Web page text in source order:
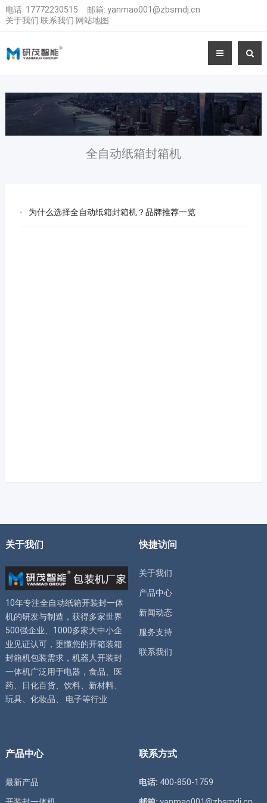
电话: 17772230515 邮箱: yanmao001@zbsmdj.cn
关于我们 联系我们 网站地图
全自动纸箱封箱机
为什么选择全自动纸箱封箱机？品牌推荐一览
关于我们
10年专注全自动纸箱开装封一体
机的研发与制造，获得多家世界
500强企业、1000多家大中小企
业见证认可，更懂您的开箱装箱
封箱机包装需求， 机器人开装封
一体机广泛用于电器，食品、医
药、日化百货、饮料、新材料、
玩具、化妆品、 电子等行业
快捷访问
关于我们
产品中心
新闻动态
服务支持
联系我们
产品中心
最新产品
联系方式
电话: 400-850-1759